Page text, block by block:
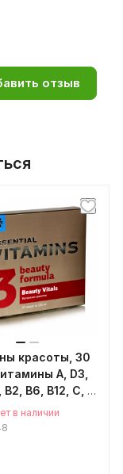
отзыв
красоты, 30
А, D3,
В2, В6, В12, С, Q
кислота
в наличии